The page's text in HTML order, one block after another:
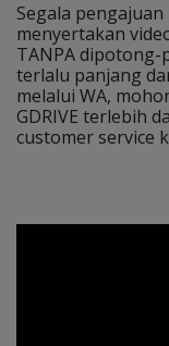
Segala
menyertakan
TANPA dipotong-
terlalu panjang
melalui WA,
GDRIVE terlebih
customer service